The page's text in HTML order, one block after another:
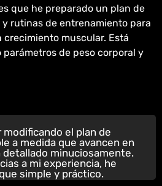
que he preparado un plan de
rutinas de entrenamiento para
crecimiento muscular. Está
de peso corporal y
el plan de
a medida que avancen en
detallado minuciosamente.
a mi experiencia, he
simple y práctico.